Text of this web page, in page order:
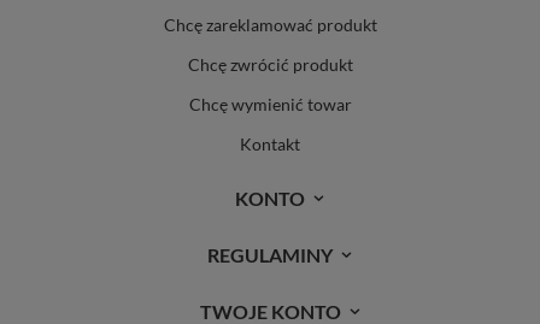
Chcę zareklamować produkt
Chcę zwrócić produkt
Chcę wymienić towar
Kontakt
KONTO
REGULAMINY
TWOJE KONTO